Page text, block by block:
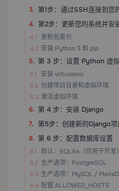
第1步：通过SSH连接到您
第2步：更新您的系统并
更新包索引
安装 Python 3 和 pip
第 3 步：设置 Python 虚
安装 virtualenv
创建项目目录和虚拟环境
激活虚拟环境
第 4 步：安装 Django
第5步：创建新的Django项
第 6 步：配置数据库设置
默认：SQLite（仅用于开发）
生产选项：PostgreSQL
生产选项：MySQL /
配置 ALLOWED_HOSTS